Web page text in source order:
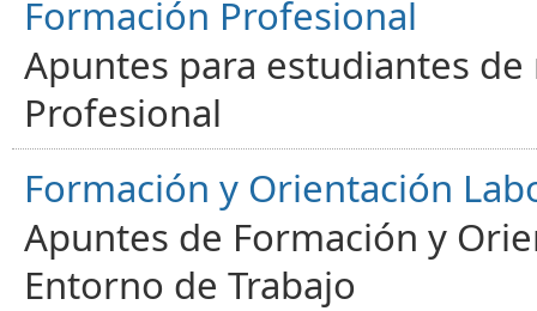
Formación Profesional
Apuntes para estudiantes
Profesional
Formación y Orientación
Apuntes de Formación y
Entorno de Trabajo